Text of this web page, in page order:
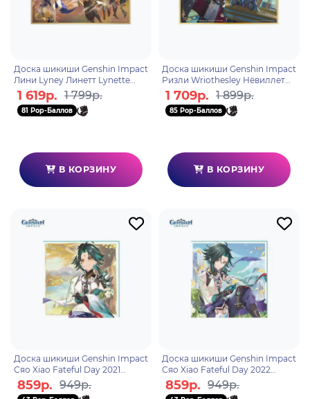
Доска шикиши Genshin Impact
Лини Lyney Линетт Lynette
Фремине Freminet Like the
light rain falling f
1 619р. 1 799р.
81 Pop-Баллов
В КОРЗИНУ
Доска шикиши Genshin Impact
Ризли Wriothesley Нёвиллет
Neuvillette Toward the Morning
Star in Deep W
1 709р. 1 899р.
85 Pop-Баллов
В КОРЗИНУ
Доска шикиши Genshin Impact
Сяо Xiao Fateful Day 2021
6942421106111
859р. 949р.
Доска шикиши Genshin Impact
Сяо Xiao Fateful Day 2022
6942421106128
859р. 949р.